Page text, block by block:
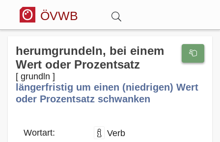
ÖVWB
Anmelden
Wörterbuch
Hitparade
Forum
herumgrundeln, bei einem
Wert oder Prozentsatz
[ grundln ]
längerfristig um einen (niedrigen) Wert
oder Prozentsatz schwanken
Wortart:
Verb